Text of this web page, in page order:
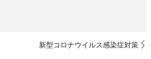
新型コロナウイルス感染症対策